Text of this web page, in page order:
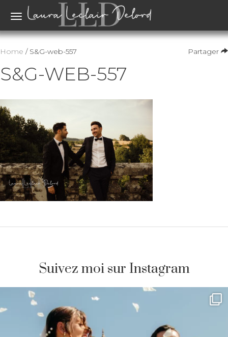
Toggle
Partager
Home / S&G-web-557
S&G-WEB-557
Suivez moi sur Instagram